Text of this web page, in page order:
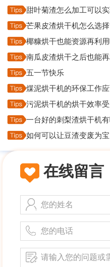
甜叶菊渣怎么加工可以
芒果皮渣烘干机怎么选择
椰糠烘干也能资源再利用
南瓜皮渣烘干之后也能再
五一节快乐
煤泥烘干机的环保工作
污泥烘干机的烘干效率
一台好的刺梨渣烘干机
如何可以让豆渣变废为宝
在线留言